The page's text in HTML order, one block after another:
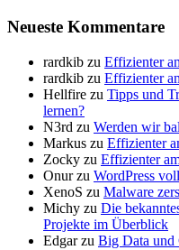
Neueste Kommentare
rardkib zu Effizienter
rardkib zu Effizienter
Hellfire zu Tipps und
lernen?
N3rd zu Werden wir
Markus zu Effizienter
Zocky zu Effizienter
Onurzu WordPress
XenoS zu Malware
Michy zu Die
Projekte im Überblick
Edgarzu Big Data und